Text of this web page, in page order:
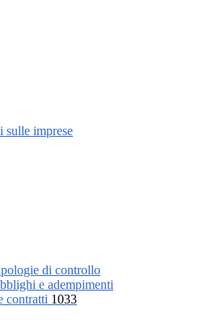
sulle imprese
di controllo
e adempimenti
contratti 1033